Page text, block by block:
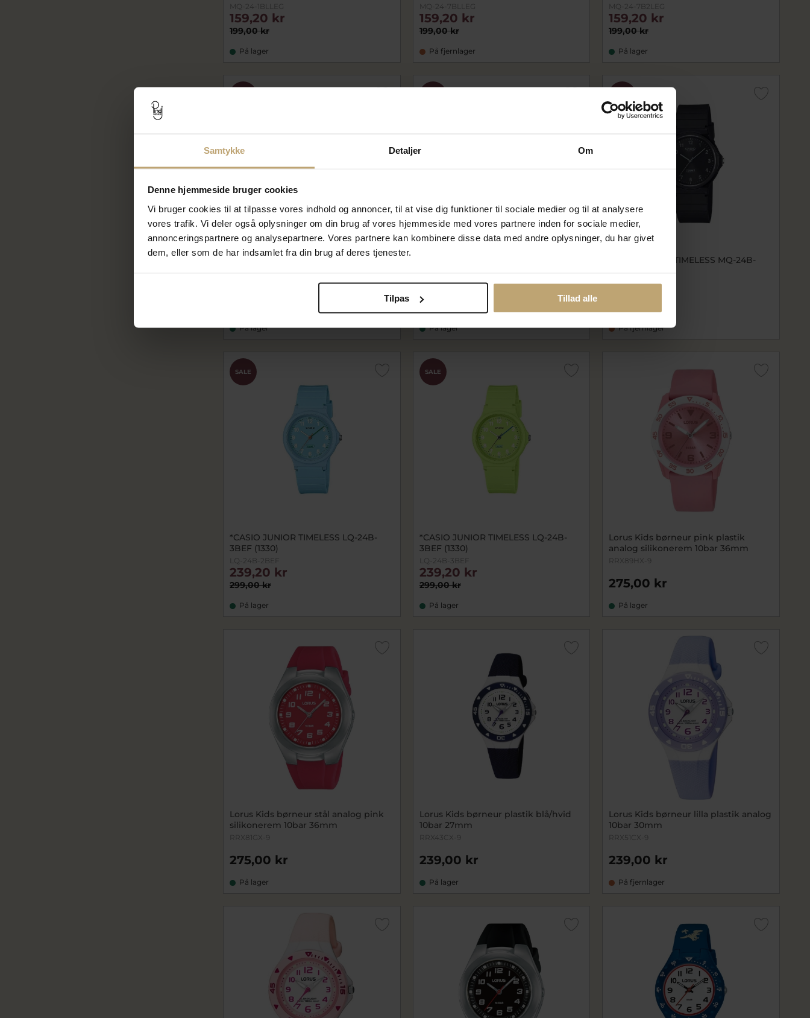
Samtykke Detaljer Om
Denne hjemmeside bruger cookies
Vi bruger cookies til at tilpasse vores indhold og annoncer, til at vise dig funktioner til sociale medier og til at analysere
vores trafik. Vi deler også oplysninger om din brug af vores hjemmeside med vores partnere inden for sociale medier,
annonceringspartnere og analysepartnere. Vores partnere kan kombinere disse data med andre oplysninger, du har givet
dem, eller som de har indsamlet fra din brug af deres tjenester.
Tilpas Tillad alle
MQ-24-1BLLEG
199,00 kr
159,20 kr
På lager
MQ-24-7BLLEG
199,00 kr
159,20 kr
På fjernlager
MQ-24-7B2LEG
199,00 kr
159,20 kr
På lager
CASIO JUNIOR TIMELESS MQ-24B-
På lager
MQ-24B-7BEF
239,20 kr
På lager
CASIO JUNIOR TIMELESS MQ-24B-
MQ-24B-1BEF
På fjernlager
SALE
*CASIO JUNIOR TIMELESS LQ-24B-
3BEF (1330)
LQ-24B-2BEF
299,00 kr
239,20 kr
På lager
SALE
*CASIO JUNIOR TIMELESS LQ-24B-
3BEF (1330)
LQ-24B-3BEF
299,00 kr
239,20 kr
På lager
Lorus Kids børneur pink plastik
analog silikonerem 10bar 36mm
RRX89HX-9
275,00 kr
På lager
Lorus Kids børneur stål analog pink
silikonerem 10bar 36mm
RRX81GX-9
275,00 kr
På lager
Lorus Kids børneur plastik blå/hvid
10bar 27mm
RRX43CX-9
239,00 kr
På lager
Lorus Kids børneur lilla plastik analog
10bar 30mm
RRX51CX-9
239,00 kr
På fjernlager